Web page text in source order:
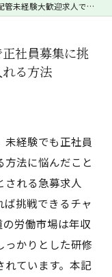
求人で正社員募集に挑戦し安定した職場環境を手に入れる方法
社員募集に挑
る方法
経験でも正社員
方法に悩んだこと
れる急募求人
挑戦できるチャ
労働市場は年収
っかりとした研修
れています。本記